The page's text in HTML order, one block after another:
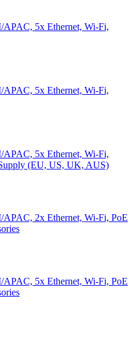
5x Ethernet, Wi-Fi,
5x Ethernet, Wi-Fi,
5x Ethernet, Wi-Fi,
(EU, US, UK, AUS)
2x Ethernet, Wi-Fi, PoE
5x Ethernet, Wi-Fi, PoE